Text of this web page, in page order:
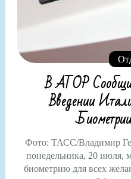
В АТОР
Введении
Фото: ТАСС/Владимир
понедельника, 20 июля,
биометрию для всех